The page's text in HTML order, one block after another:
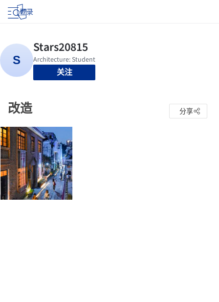
登录
关注
改造 分享